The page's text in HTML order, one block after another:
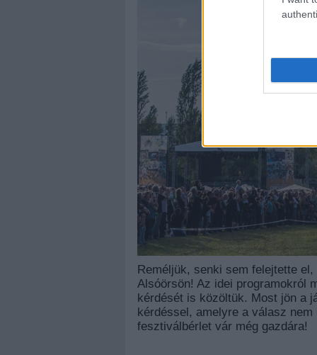
Reméljük, senki sem felejtette el,
Alsóörsön! Az idei programokról
kérdését is közöltük. Most jön a
kérdéssel, amelyre a válasz
fesztiválbérlet vár még gazdára!